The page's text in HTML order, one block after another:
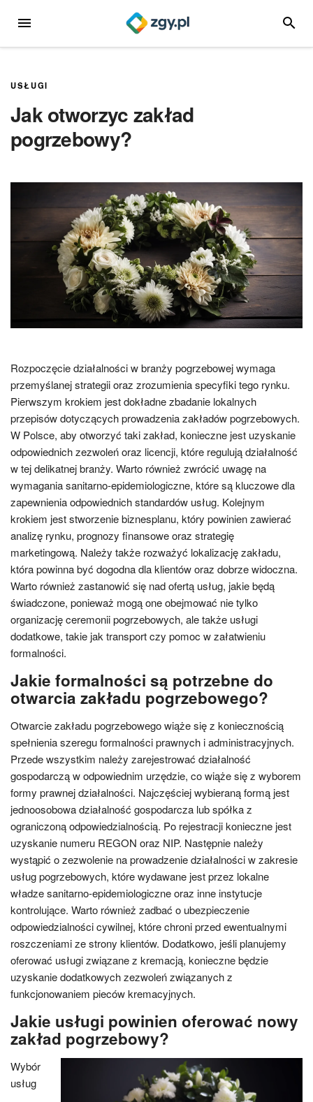
MENU
USŁUGI
Jak otworzyc zakład
pogrzebowy?
Rozpoczęcie działalności w branży pogrzebowej wymaga
przemyślanej strategii oraz zrozumienia specyfiki tego rynku.
Pierwszym krokiem jest dokładne zbadanie lokalnych
przepisów dotyczących prowadzenia zakładów pogrzebowych.
W Polsce, aby otworzyć taki zakład, konieczne jest uzyskanie
odpowiednich zezwoleń oraz licencji, które regulują działalność
w tej delikatnej branży. Warto również zwrócić uwagę na
wymagania sanitarno-epidemiologiczne, które są kluczowe dla
zapewnienia odpowiednich standardów usług. Kolejnym
krokiem jest stworzenie biznesplanu, który powinien zawierać
analizę rynku, prognozy finansowe oraz strategię
marketingową. Należy także rozważyć lokalizację zakładu,
która powinna być dogodna dla klientów oraz dobrze widoczna.
Warto również zastanowić się nad ofertą usług, jakie będą
świadczone, ponieważ mogą one obejmować nie tylko
organizację ceremonii pogrzebowych, ale także usługi
dodatkowe, takie jak transport czy pomoc w załatwieniu
formalności.
Jakie formalności są potrzebne do
otwarcia zakładu pogrzebowego?
Otwarcie zakładu pogrzebowego wiąże się z koniecznością
spełnienia szeregu formalności prawnych i administracyjnych.
Przede wszystkim należy zarejestrować działalność
gospodarczą w odpowiednim urzędzie, co wiąże się z wyborem
formy prawnej działalności. Najczęściej wybieraną formą jest
jednoosobowa działalność gospodarcza lub spółka z
ograniczoną odpowiedzialnością. Po rejestracji konieczne jest
uzyskanie numeru REGON oraz NIP. Następnie należy
wystąpić o zezwolenie na prowadzenie działalności w zakresie
usług pogrzebowych, które wydawane jest przez lokalne
władze sanitarno-epidemiologiczne oraz inne instytucje
kontrolujące. Warto również zadbać o ubezpieczenie
odpowiedzialności cywilnej, które chroni przed ewentualnymi
roszczeniami ze strony klientów. Dodatkowo, jeśli planujemy
oferować usługi związane z kremacją, konieczne będzie
uzyskanie dodatkowych zezwoleń związanych z
funkcjonowaniem pieców kremacyjnych.
Jakie usługi powinien oferować nowy
zakład pogrzebowy?
Wybór
usług